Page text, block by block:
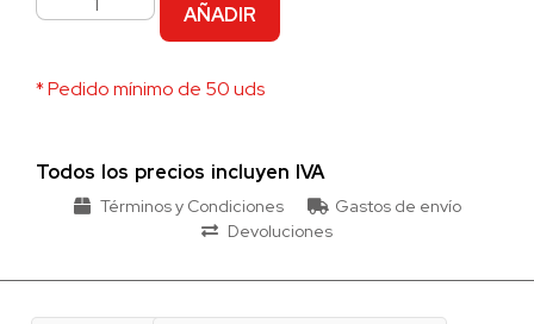
AÑADIR
* Pedido mínimo de 50 uds
Todos los precios incluyen IVA
Términos y Condiciones
Gastos de envío
Devoluciones